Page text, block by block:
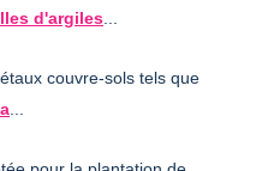
d'argiles
couvre-sols tels que